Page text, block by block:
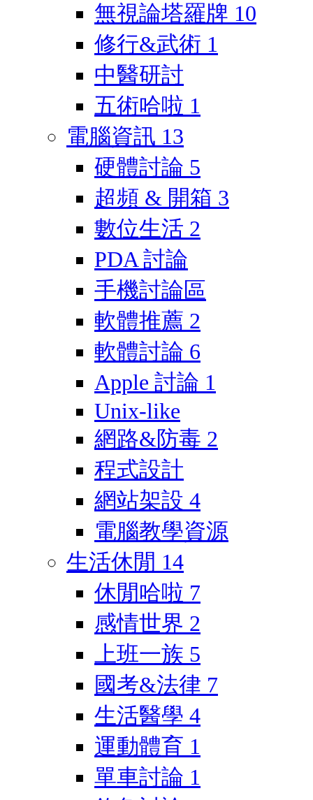
無視論塔羅牌 10
修行&武術 1
中醫研討
五術哈啦 1
電腦資訊 13
硬體討論 5
超頻 & 開箱 3
數位生活 2
PDA 討論
手機討論區
軟體推薦 2
軟體討論 6
Apple 討論 1
Unix-like
網路&防毒 2
程式設計
網站架設 4
電腦教學資源
生活休閒 14
休閒哈啦 7
感情世界 2
上班一族 5
國考&法律 7
生活醫學 4
運動體育 1
單車討論 1